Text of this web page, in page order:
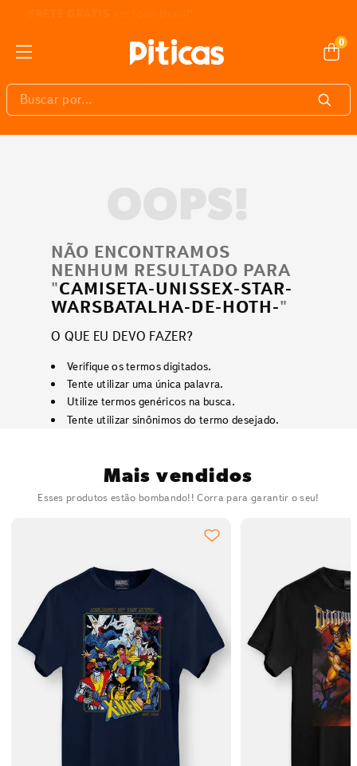
0
Buscar por...
NÃO ENCONTRAMOS
NENHUM RESULTADO PARA
"CAMISETA-UNISSEX-STAR-
WARSBATALHA-DE-HOTH-"
O QUE EU DEVO FAZER?
Verifique os termos digitados.
Tente utilizar uma única palavra.
Utilize termos genéricos na busca.
Tente utilizar sinônimos do termo desejado.
Mais vendidos
Esses produtos estão bombando!! Corra para garantir o seu!